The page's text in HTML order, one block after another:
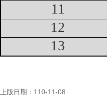
11
12
13
上版日期：110-11-08